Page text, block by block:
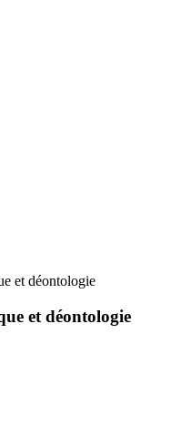
et déontologie
et déontologie